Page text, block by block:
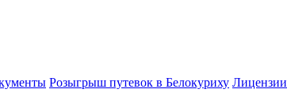
Розыгрыш путевок в Белокуриху